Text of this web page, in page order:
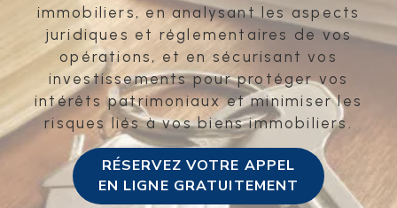
immobiliers, en analysant les aspects
juridiques et réglementaires de vos
opérations, et en sécurisant vos
investissements pour protéger vos
intérêts patrimoniaux et minimiser les
risques liés à vos biens immobiliers.
RÉSERVEZ VOTRE APPEL
EN LIGNE GRATUITEMENT